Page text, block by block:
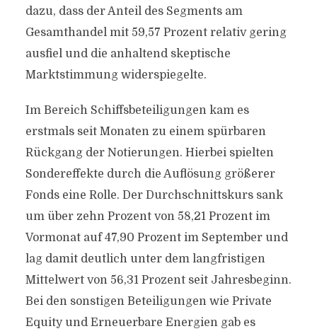
dazu, dass der Anteil des Segments am
Gesamthandel mit 59,57 Prozent relativ gering
ausfiel und die anhaltend skeptische
Marktstimmung widerspiegelte.
Im Bereich Schiffsbeteiligungen kam es
erstmals seit Monaten zu einem spürbaren
Rückgang der Notierungen. Hierbei spielten
Sondereffekte durch die Auflösung größerer
Fonds eine Rolle. Der Durchschnittskurs sank
um über zehn Prozent von 58,21 Prozent im
Vormonat auf 47,90 Prozent im September und
lag damit deutlich unter dem langfristigen
Mittelwert von 56,31 Prozent seit Jahresbeginn.
Bei den sonstigen Beteiligungen wie Private
Equity und Erneuerbare Energien gab es